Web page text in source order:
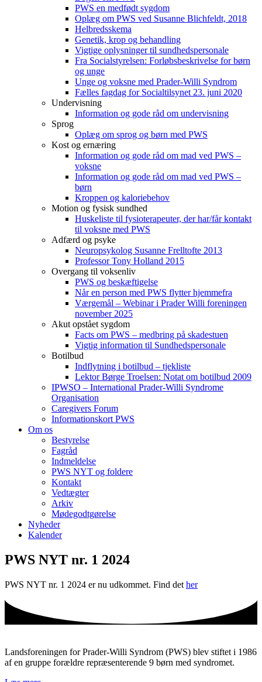
PWS en medfødt sygdom
Oplæg om PWS ved Susanne Blichfeldt, 2018
Helbredsskema
Genetik, krop og behandling
Vigtige oplysninger til sundhedspersonale
Fra Socialstyrelsen: Forløbsbeskrivelse for børn
og unge
Unge og voksne med Prader-Willi Syndrom
Fælles fagdag for Socialtilsynet 23. juni 2020
Undervisning
Information og gode råd om undervisning
Sprog
Oplæg om sprog og børn med PWS
Kost og ernæring
Information og gode råd om mad ved PWS –
voksne
Information og gode råd om mad ved PWS –
børn
Kroppen og kaloriebehov
Motion og fysisk sundhed
Huskeliste til fysioterapeuter, der har/får kontakt
til voksne med PWS
Adfærd og psyke
Neuropsykolog Susanne Frelltofte 2013
Professor Tony Holland 2015
Overgang til voksenliv
PWS og beskæftigelse
Når en person med PWS flytter hjemmefra
Værgemål – Webinar i Prader Willi foreningen
november 2025
Akut opstået sygdom
Facts om PWS – medbring på skadestuen
Vigtig information til Sundhedspersonale
Botilbud
Indflytning i botilbud – tjekliste
Lektor Børge Troelsen: Notat om botilbud 2009
IPWSO – International Prader-Willi Syndrome
Organisation
Caregivers Forum
Informationskort PWS
Om os
Bestyrelse
Fagråd
Indmeldelse
PWS NYT og foldere
Kontakt
Vedtægter
Arkiv
Mødegodtgørelse
Nyheder
Kalender
PWS NYT nr. 1 2024
PWS NYT nr. 1 2024 er nu udkommet. Find det her
Landsforeningen for Prader-Willi Syndrom (PWS) blev stiftet i 1986
af en gruppe forældre repræsenterende 9 børn med syndromet.